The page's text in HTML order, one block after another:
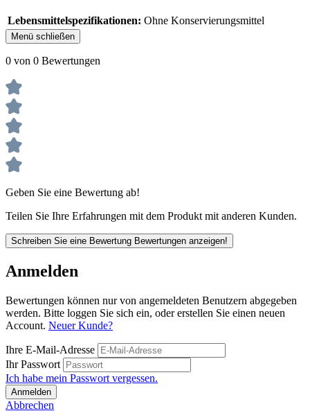
Lebensmittelspezifikationen: Ohne Konservierungsmittel
Menü schließen
0 von 0 Bewertungen
Geben Sie eine Bewertung ab!
Teilen Sie Ihre Erfahrungen mit dem Produkt mit anderen Kunden.
Schreiben Sie eine Bewertung Bewertungen anzeigen!
Anmelden
Bewertungen können nur von angemeldeten Benutzern abgegeben
werden. Bitte loggen Sie sich ein, oder erstellen Sie einen neuen
Account. Neuer Kunde?
Ihre E-Mail-Adresse
Ihr Passwort
Ich habe mein Passwort vergessen.
Anmelden
Abbrechen